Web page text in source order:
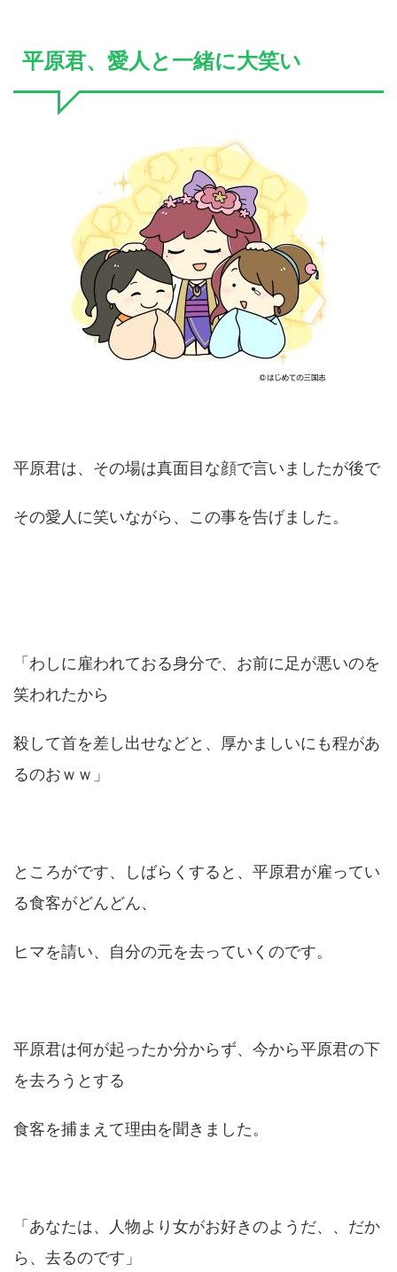
平原君、愛人と一緒に大笑い
平原君は、その場は真面目な顔で言いましたが後で
その愛人に笑いながら、この事を告げました。
「わしに雇われておる身分で、お前に足が悪いのを
笑われたから
殺して首を差し出せなどと、厚かましいにも程があ
るのおｗｗ」
ところがです、しばらくすると、平原君が雇ってい
る食客がどんどん、
ヒマを請い、自分の元を去っていくのです。
平原君は何が起ったか分からず、今から平原君の下
を去ろうとする
食客を捕まえて理由を聞きました。
「あなたは、人物より女がお好きのようだ、、だか
ら、去るのです」